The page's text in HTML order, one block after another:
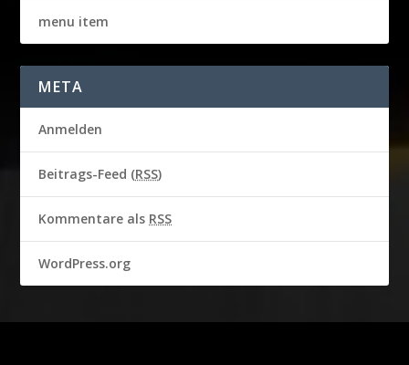
menu item
META
Anmelden
Beitrags-Feed (RSS)
Kommentare als RSS
WordPress.org